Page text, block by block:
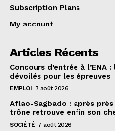
Subscription Plans
My account
Articles Récents
Concours d’entrée à l’ENA
dévoilés pour les épreuves
EMPLOI 7 août 2026
Aflao-Sagbado : après
trône retrouve enfin son
SOCIÉTÉ 7 août 2026